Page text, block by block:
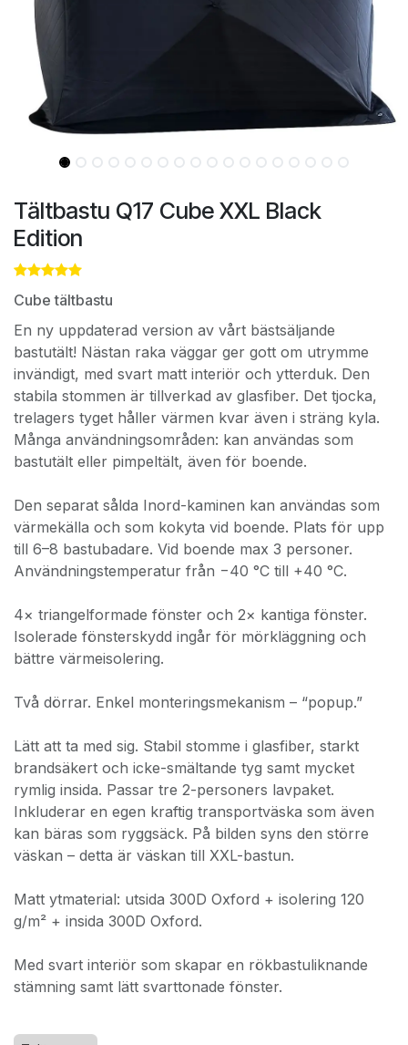
Tältbastu Q17 Cube XXL Black
Edition
Cube tältbastu
En ny uppdaterad version av vårt bästsäljande
bastutält! Nästan raka väggar ger gott om utrymme
invändigt, med svart matt interiör och ytterduk. Den
stabila stommen är tillverkad av glasfiber. Det tjocka,
trelagers tyget håller värmen kvar även i sträng kyla.
Många användningsområden: kan användas som
bastutält eller pimpeltält, även för boende.
Den separat sålda Inord-kaminen kan användas som
värmekälla och som kokyta vid boende. Plats för upp
till 6–8 bastubadare. Vid boende max 3 personer.
Användningstemperatur från −40 °C till +40 °C.
4× triangelformade fönster och 2× kantiga fönster.
Isolerade fönsterskydd ingår för mörkläggning och
bättre värmeisolering.
Två dörrar. Enkel monteringsmekanism – “popup.”
Lätt att ta med sig. Stabil stomme i glasfiber, starkt
brandsäkert och icke-smältande tyg samt mycket
rymlig insida. Passar tre 2-personers lavpaket.
Inkluderar en egen kraftig transportväska som även
kan bäras som ryggsäck. På bilden syns den större
väskan – detta är väskan till XXL-bastun.
Matt ytmaterial: utsida 300D Oxford + isolering 120
g/m² + insida 300D Oxford.
Med svart interiör som skapar en rökbastuliknande
stämning samt lätt svarttonade fönster.